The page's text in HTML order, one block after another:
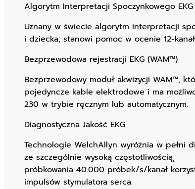
Algorytm Interpretacji Spoczynkowego EKG
Uznany w świecie algorytm interpretacji
i dziecka; stanowi pomoc w ocenie 12-
Bezprzewodowa rejestracji EKG (WAM™)
Bezprzewodowy moduł akwizycji WAM™,
pojedyncze kable elektrodowe i ma
230 w trybie ręcznym lub automatycznym.
Diagnostyczna Jakość EKG
Technologie WelchAllyn wyróżnia w pełni
ze szczególnie wysoką częstotliwością˛
próbkowania 40.000 próbek/s/kanał
impulsów stymulatora serca.